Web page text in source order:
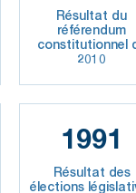
Résultat du
référendum
constitutionnel
2010
1991
Résultat des
élections